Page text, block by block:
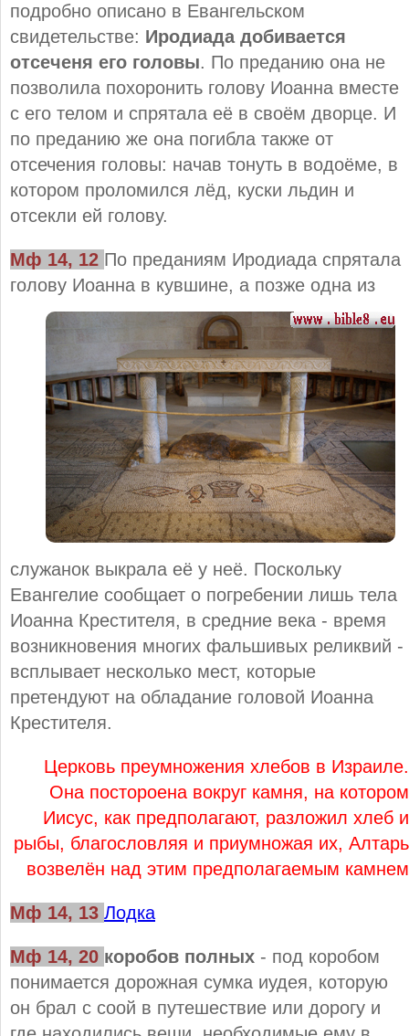
подробно описано в Евангельском
свидетельстве: Иродиада добивается
отсеченя его головы. По преданию она не
позволила похоронить голову Иоанна вместе
с его телом и спрятала её в своём дворце. И
по преданию же она погибла также от
отсечения головы: начав тонуть в водоёме, в
котором проломился лёд, куски льдин и
отсекли ей голову.
Мф 14, 12 По преданиям Иродиада спрятала
голову Иоанна в кувшине, а позже одна из
служанок выкрала её у неё. Поскольку
Евангелие сообщает о погребении лишь тела
Иоанна Крестителя, в средние века - время
возникновения многих фальшивых реликвий -
всплывает несколько мест, которые
претендуют на обладание головой Иоанна
Крестителя.
Церковь преумножения хлебов в Израиле.
Она постороена вокруг камня, на котором
Иисус, как предполагают, разложил хлеб и
рыбы, благословляя и приумножая их, Алтарь
возвелён над этим предполагаемым камнем
Мф 14, 13 Лодка
Мф 14, 20 коробов полных - под коробом
понимается дорожная сумка иудея, которую
он брал с соой в путешествие или дорогу и